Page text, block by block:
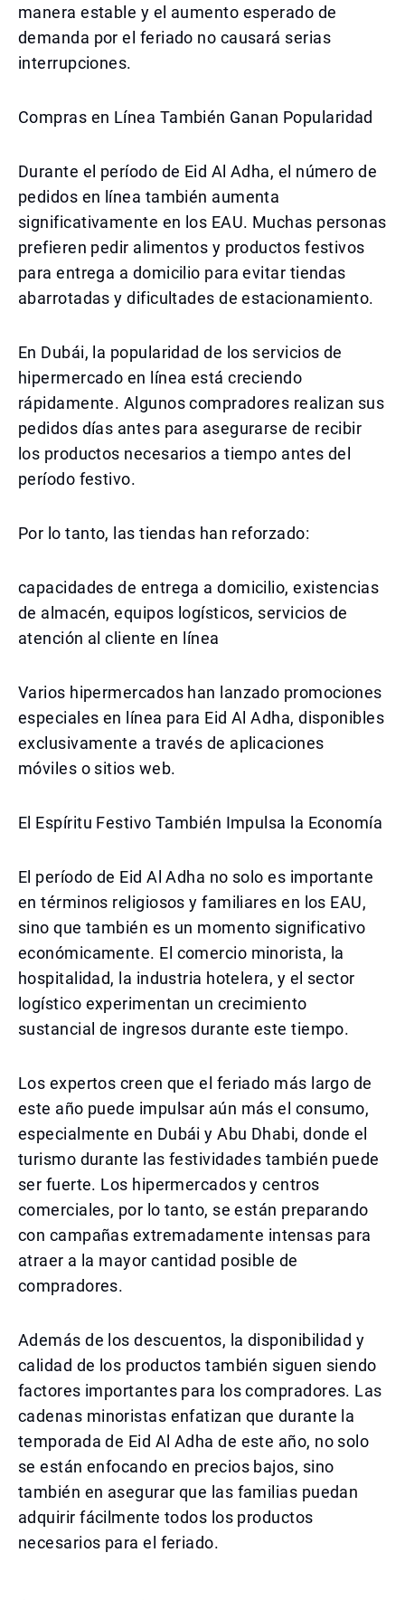
manera estable y el aumento esperado de
demanda por el feriado no causará serias
interrupciones.
Compras en Línea También Ganan Popularidad
Durante el período de Eid Al Adha, el número de
pedidos en línea también aumenta
significativamente en los EAU. Muchas personas
prefieren pedir alimentos y productos festivos
para entrega a domicilio para evitar tiendas
abarrotadas y dificultades de estacionamiento.
En Dubái, la popularidad de los servicios de
hipermercado en línea está creciendo
rápidamente. Algunos compradores realizan sus
pedidos días antes para asegurarse de recibir
los productos necesarios a tiempo antes del
período festivo.
Por lo tanto, las tiendas han reforzado:
capacidades de entrega a domicilio, existencias
de almacén, equipos logísticos, servicios de
atención al cliente en línea
Varios hipermercados han lanzado promociones
especiales en línea para Eid Al Adha, disponibles
exclusivamente a través de aplicaciones
móviles o sitios web.
El Espíritu Festivo También Impulsa la Economía
El período de Eid Al Adha no solo es importante
en términos religiosos y familiares en los EAU,
sino que también es un momento significativo
económicamente. El comercio minorista, la
hospitalidad, la industria hotelera, y el sector
logístico experimentan un crecimiento
sustancial de ingresos durante este tiempo.
Los expertos creen que el feriado más largo de
este año puede impulsar aún más el consumo,
especialmente en Dubái y Abu Dhabi, donde el
turismo durante las festividades también puede
ser fuerte. Los hipermercados y centros
comerciales, por lo tanto, se están preparando
con campañas extremadamente intensas para
atraer a la mayor cantidad posible de
compradores.
Además de los descuentos, la disponibilidad y
calidad de los productos también siguen siendo
factores importantes para los compradores. Las
cadenas minoristas enfatizan que durante la
temporada de Eid Al Adha de este año, no solo
se están enfocando en precios bajos, sino
también en asegurar que las familias puedan
adquirir fácilmente todos los productos
necesarios para el feriado.